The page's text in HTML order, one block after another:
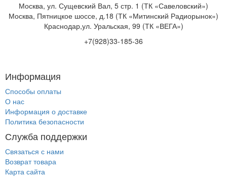
Москва, ул. Сущевский Вал, 5 стр. 1 (ТК «Савеловский»)
Москва, Пятницкое шоссе, д.18 (ТК «Митинский Радиорынок»)
Краснодар,ул. Уральская, 99 (ТК «ВЕГА»)
+7(928)33-185-36
Информация
Способы оплаты
О нас
Информация о доставке
Политика безопасности
Служба поддержки
Связаться с нами
Возврат товара
Карта сайта